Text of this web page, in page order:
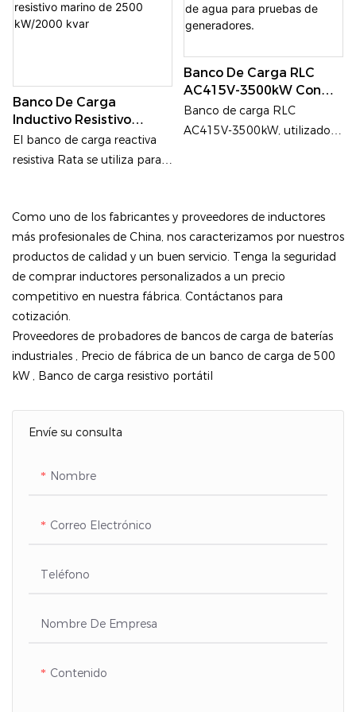
Envíe su consulta
Nombre
Correo Electrónico
Teléfono
Nombre De Empresa
Contenido
personalizables, adaptadas a
las necesidades del cliente, y
equipos de CA de alta
potencia.
Banco De Carga
Inductivo Resistivo
Marino De 2500
KW/2000 Kvar
El banco de carga reactiva
resistiva Rata se utiliza para
motor.
Banco De Carga RLC
AC415V-3500kW Con
Clasificación IP56 A
Prueba De Agua Para
Banco de carga RLC
AC415V-3500kW, utilizado
Como uno de los fabricantes y proveedores de inductores
más profesionales de China, nos caracterizamos por nuestros
productos de calidad y un buen servicio. Tenga la seguridad
de comprar inductores personalizados a un precio
competitivo en nuestra fábrica. Contáctanos para
cotización.
Proveedores de probadores de bancos de carga de baterías
industriales , Precio de fábrica de un banco de carga de 500
kW , Banco de carga resistivo portátil